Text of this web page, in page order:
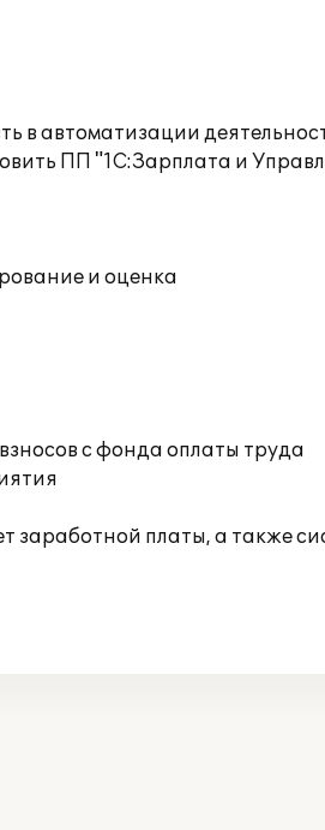
в автоматизации
ПП "1С:Зарплата и
и оценка
с фонда оплаты труда
заработной платы, а также